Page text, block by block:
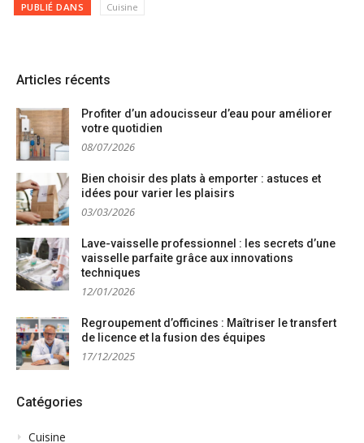
PUBLIÉ DANS Cuisine
Articles récents
Profiter d’un adoucisseur d’eau pour améliorer
votre quotidien
08/07/2026
Bien choisir des plats à emporter : astuces et
idées pour varier les plaisirs
03/03/2026
Lave-vaisselle professionnel : les secrets d’une
vaisselle parfaite grâce aux innovations
techniques
12/01/2026
Regroupement d’officines : Maîtriser le transfert
de licence et la fusion des équipes
17/12/2025
Catégories
Cuisine